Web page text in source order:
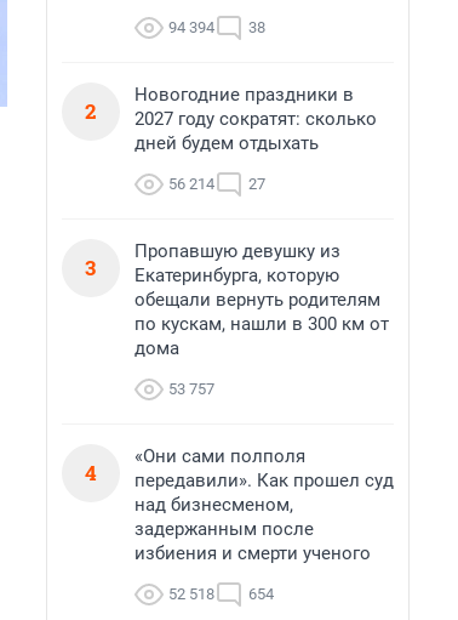
94 394 38
2
Новогодние праздники в
2027 году сократят: сколько
дней будем отдыхать
56 214 27
3
Пропавшую девушку из
Екатеринбурга, которую
обещали вернуть родителям
по кускам, нашли в 300 км от
дома
53 757
4
«Они сами полполя
передавили». Как прошел суд
над бизнесменом,
задержанным после
избиения и смерти ученого
52 518 654